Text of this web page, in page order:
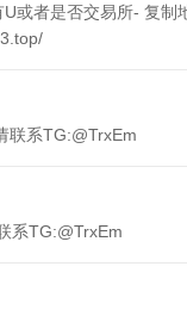
或者是否交易所- 复
联系TG:@TrxEm
系TG:@TrxEm